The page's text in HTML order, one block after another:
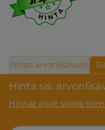
Hinta sis.
Hinnat eivät sisällä
Ilman arvonlisävero